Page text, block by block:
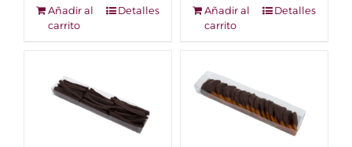
Añadir al
carrito
Detalles
Añadir al
carrito
Detalles